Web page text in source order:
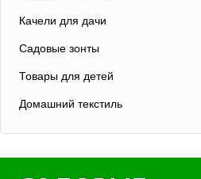
Качели для дачи
Садовые зонты
Товары для детей
Домашний текстиль